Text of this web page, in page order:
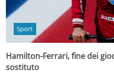
Sport
Hamilton-Ferrari, fine dei
sostituto